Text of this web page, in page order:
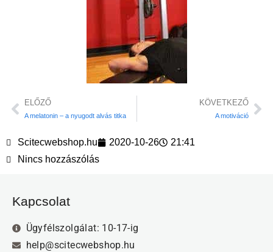
ELŐZŐ
A melatonin – a nyugodt alvás titka
KÖVETKEZŐ
A motiváció
Scitecwebshop.hu 2020-10-26
21:41
Nincs hozzászólás
Kapcsolat
Ügyfélszolgálat: 10-17-ig
help@scitecwebshop.hu